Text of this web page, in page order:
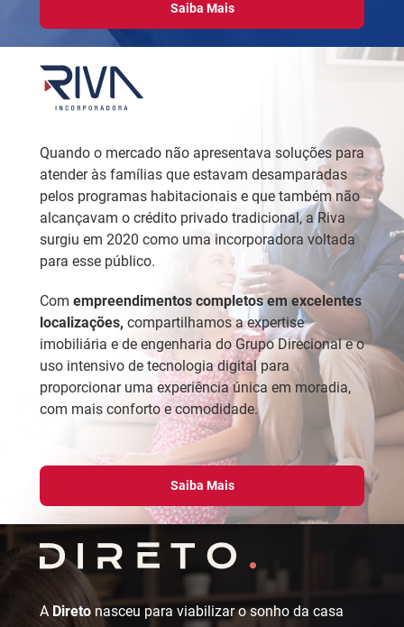
Saiba Mais
Quando o mercado não apresentava soluções para
atender às famílias que estavam desamparadas
pelos programas habitacionais e que também não
alcançavam o crédito privado tradicional, a Riva
surgiu em 2020 como uma incorporadora voltada
para esse público.
Com empreendimentos completos em excelentes
localizações, compartilhamos a expertise
imobiliária e de engenharia do Grupo Direcional e o
uso intensivo de tecnologia digital para
proporcionar uma experiência única em moradia,
com mais conforto e comodidade.
Saiba Mais
A Direto nasceu para viabilizar o sonho da casa